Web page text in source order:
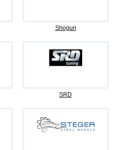
Shogun
SRD